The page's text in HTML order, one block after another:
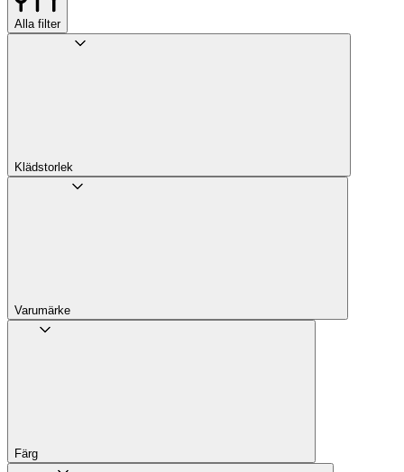
Alla filter
Klädstorlek
Varumärke
Färg